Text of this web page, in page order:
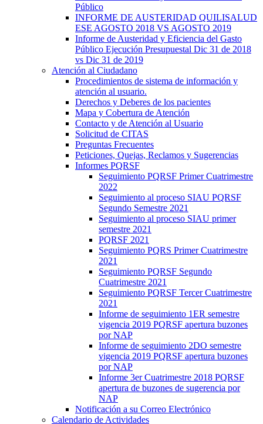
Público
INFORME DE AUSTERIDAD QUILISALUD
ESE AGOSTO 2018 VS AGOSTO 2019
Informe de Austeridad y Eficiencia del Gasto
Público Ejecución Presupuestal Dic 31 de 2018
vs Dic 31 de 2019
Atención al Ciudadano
Procedimientos de sistema de información y
atención al usuario.
Derechos y Deberes de los pacientes
Mapa y Cobertura de Atención
Contacto y de Atención al Usuario
Solicitud de CITAS
Preguntas Frecuentes
Peticiones, Quejas, Reclamos y Sugerencias
Informes PQRSF
Seguimiento PQRSF Primer Cuatrimestre
2022
Seguimiento al proceso SIAU PQRSF
Segundo Semestre 2021
Seguimiento al proceso SIAU primer
semestre 2021
PQRSF 2021
Seguimiento PQRS Primer Cuatrimestre
2021
Seguimiento PQRSF Segundo
Cuatrimestre 2021
Seguimiento PQRSF Tercer Cuatrimestre
2021
Informe de seguimiento 1ER semestre
vigencia 2019 PQRSF apertura buzones
por NAP
Informe de seguimiento 2DO semestre
vigencia 2019 PQRSF apertura buzones
por NAP
Informe 3er Cuatrimestre 2018 PQRSF
apertura de buzones de sugerencia por
NAP
Notificación a su Correo Electrónico
Calendario de Actividades